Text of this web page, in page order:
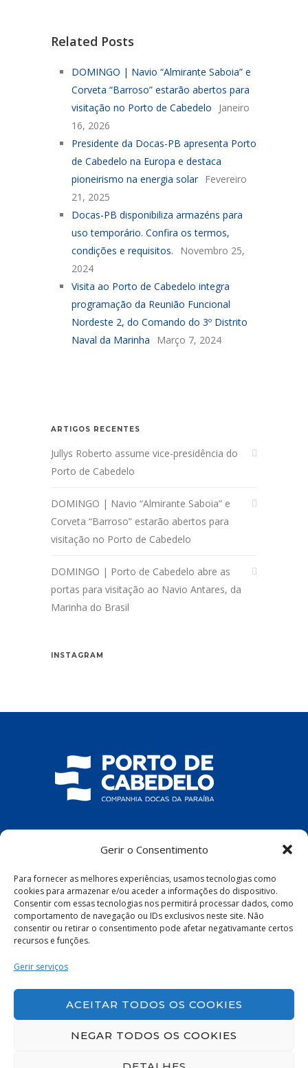
Gerir o Consentimento
Para fornecer as melhores experiências, usamos tecnologias como
cookies para armazenar e/ou aceder a informações do dispositivo.
Consentir com essas tecnologias nos permitirá processar dados, como
comportamento de navegação ou IDs exclusivos neste site. Não
consentir ou retirar o consentimento pode afetar negativamante certos
recursos e funções.
Gerir serviços
ACEITAR TODOS OS COOKIES
NEGAR TODOS OS COOKIES
Related Posts
DOMINGO | Navio “Almirante Saboia” e
Corveta “Barroso” estarão abertos para
visitação no Porto de Cabedelo
Janeiro
16, 2026
Presidente da Docas-PB apresenta Porto
de Cabedelo na Europa e destaca
pioneirismo na energia solar Fevereiro
21, 2025
Docas-PB disponibiliza armazéns para
uso temporário. Confira os termos,
condições e requisitos.
Novembro 25,
2024
Visita ao Porto de Cabedelo integra
programação da Reunião Funcional
Nordeste 2, do Comando do 3º Distrito
Naval da Marinha
Março 7, 2024
ARTIGOS RECENTES
Jullys Roberto assume vice-presidência do
Porto de Cabedelo
DOMINGO | Navio “Almirante Saboia” e
Corveta “Barroso” estarão abertos para
visitação no Porto de Cabedelo
DOMINGO | Porto de Cabedelo abre as
portas para visitação ao Navio Antares, da
Marinha do Brasil
INSTAGRAM
COMPANHIA DOCAS DA PARAÍBA
– PB, 58100-100
Política de Privacidade